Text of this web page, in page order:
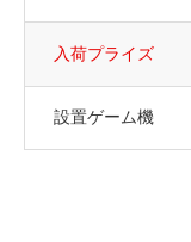
入荷プライズ
設置ゲーム機